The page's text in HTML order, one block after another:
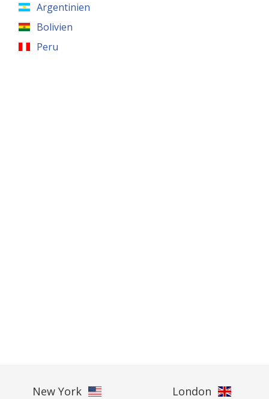
Argentinien
Bolivien
Peru
New York London